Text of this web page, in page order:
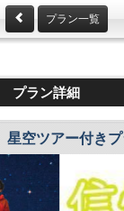
プラン一覧
プラン詳細
星空ツアー付き